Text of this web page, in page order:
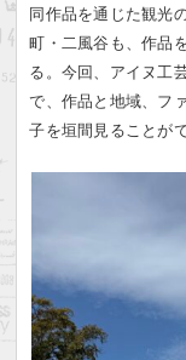
同作品を通じた観光
町・二風谷も、作品
る。今回、アイヌ工
で、作品と地域、フ
子を垣間見ることが